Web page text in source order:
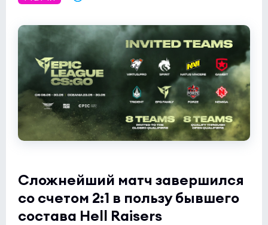
Rune Eaters 0
NODWIN Clutch Series 10(bo3)
1win
INOX Division 1
0:0
Сложнейший матч завершился
со счетом 2:1 в пользу бывшего
состава Hell Raisers